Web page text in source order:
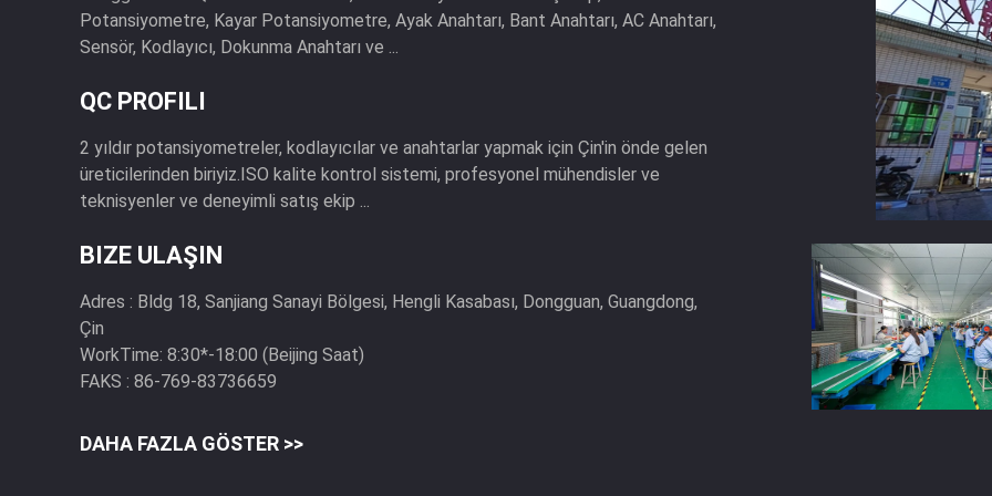
Potansiyometre, Kayar Potansiyometre, Ayak Anahtarı, Bant Anahtarı, AC Anahtarı,
Sensör, Kodlayıcı, Dokunma Anahtarı ve ...
QC PROFILI
2 yıldır potansiyometreler, kodlayıcılar ve anahtarlar yapmak için Çin'in önde gelen
üreticilerinden biriyiz.ISO kalite kontrol sistemi, profesyonel mühendisler ve
teknisyenler ve deneyimli satış ekip ...
BIZE ULAŞIN
Adres : Bldg 18, Sanjiang Sanayi Bölgesi, Hengli Kasabası, Dongguan, Guangdong,
Çin
WorkTime: 8:30*-18:00 (Beijing Saat)
FAKS : 86-769-83736659
DAHA FAZLA GÖSTER >>